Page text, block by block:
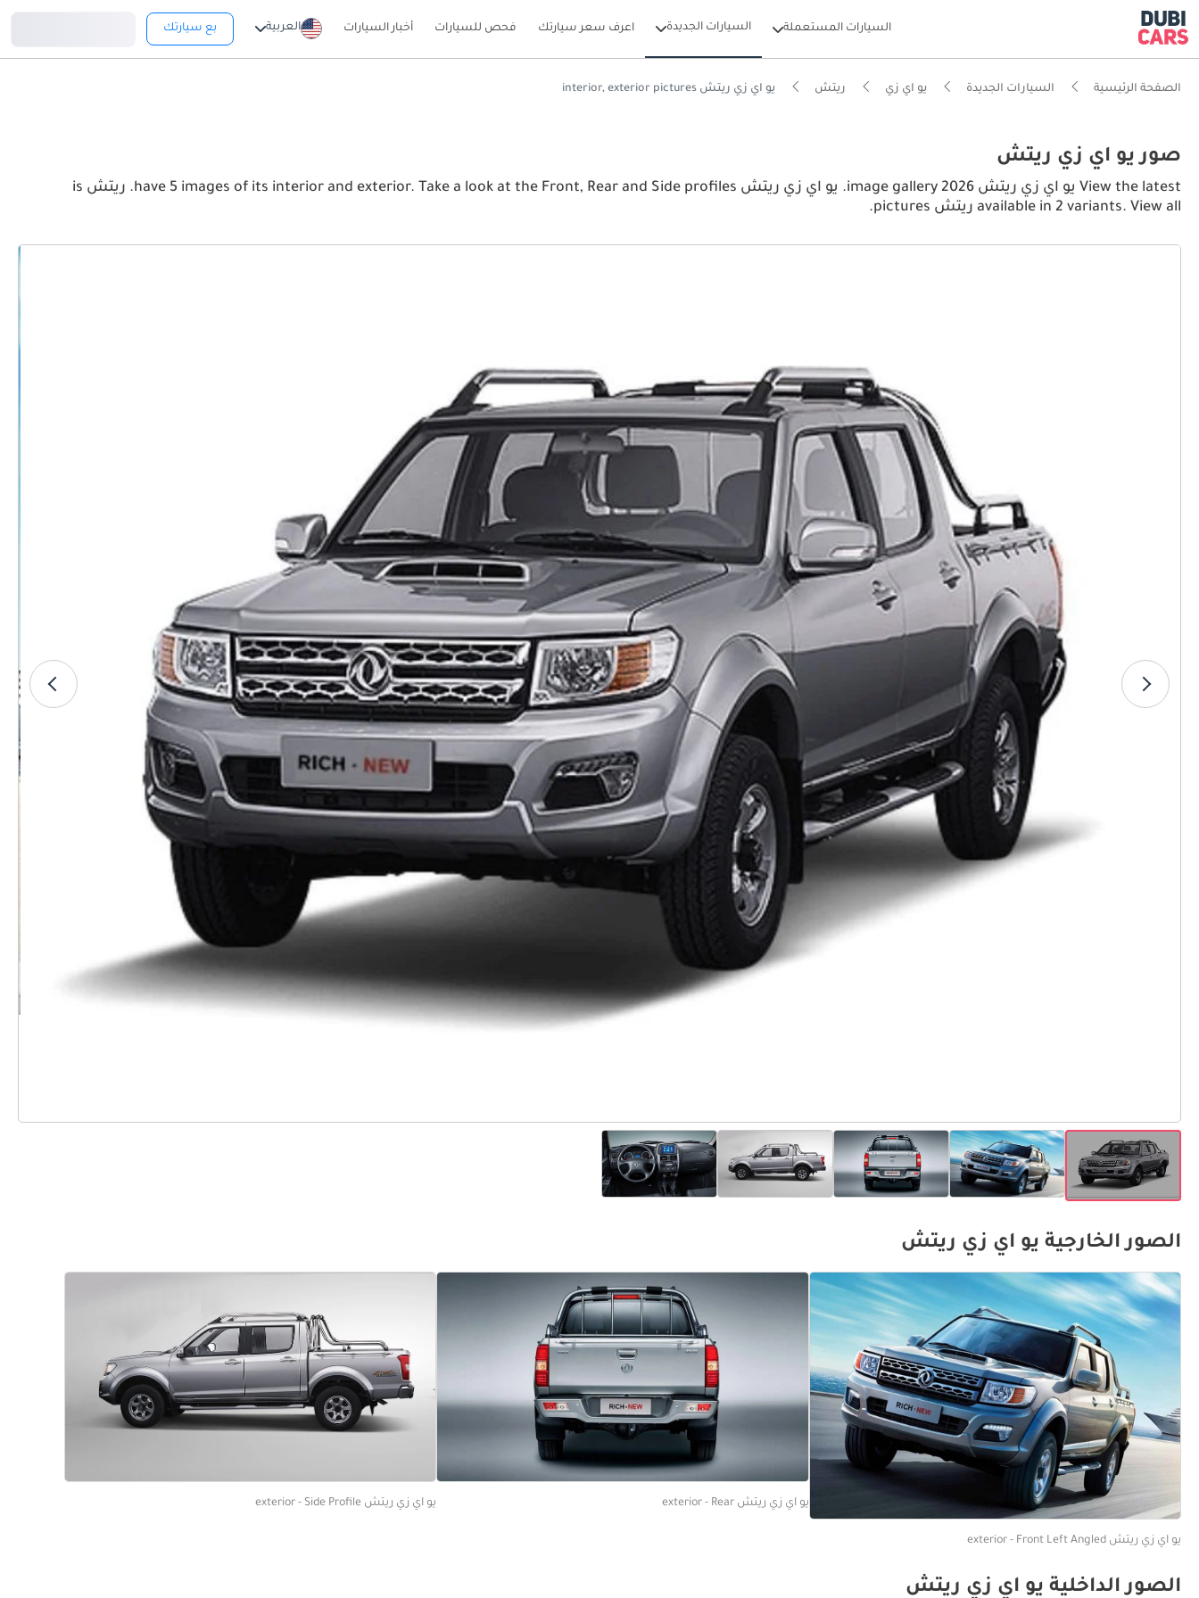
السيارات المستعملة السيارات الجديدة اعرف سعر سيارتك فحص للسيارات أخبار السيارات العربية بع سيارتك
الصفحة الرئيسية السيارات الجديدة يو اي زي ريتش يو اي زي ريتش interior, exterior pictures
صور يو اي زي ريتش
View the latest يو اي زي ريتش 2026 image gallery. يو اي زي ريتش have 5 images of its interior and exterior. Take a look at the Front, Rear and Side profiles. ريتش is
available in 2 variants. View all ريتش pictures.
الصور الخارجية يو اي زي ريتش
يو اي زي ريتش exterior - Front Left Angled
يو اي زي ريتش exterior - Rear يو اي زي ريتش exterior - Side Profile
الصور الداخلية يو اي زي ريتش